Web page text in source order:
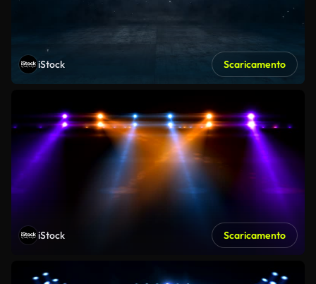
iStock Scaricamento
iStock Scaricamento